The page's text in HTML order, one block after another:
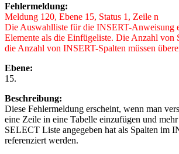
Fehlermeldung:
Meldung 120, Ebene 15, Status 1, Zeile n
Die Auswahlliste für die INSERT-Anweisung
Elemente als die Einfügeliste. Die Anzahl von
die Anzahl von INSERT-Spalten müssen
Ebene:
15.
Beschreibung:
Diese Fehlermeldung erscheint, wenn man
eine Zeile in eine Tabelle einzufügen und
SELECT Liste angegeben hat als Spalten im
referenziert werden.